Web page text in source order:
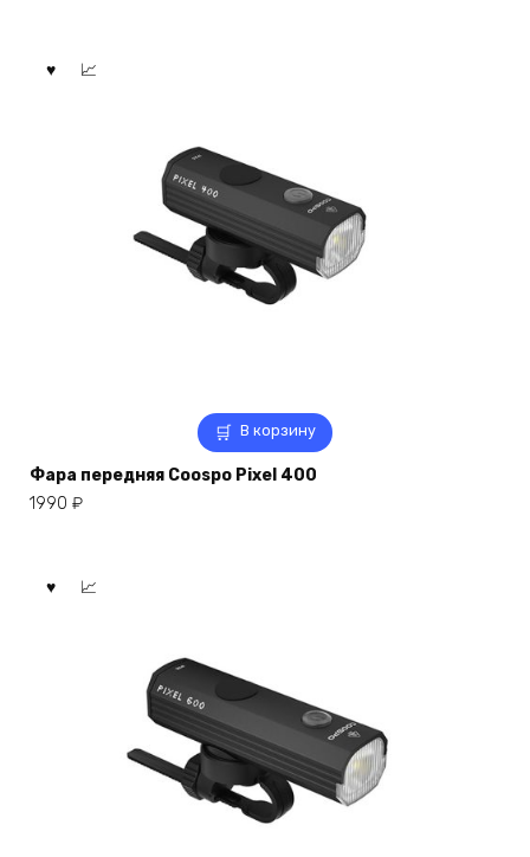
В корзину
Фара передняя Coospo Pixel 400
1990 ₽